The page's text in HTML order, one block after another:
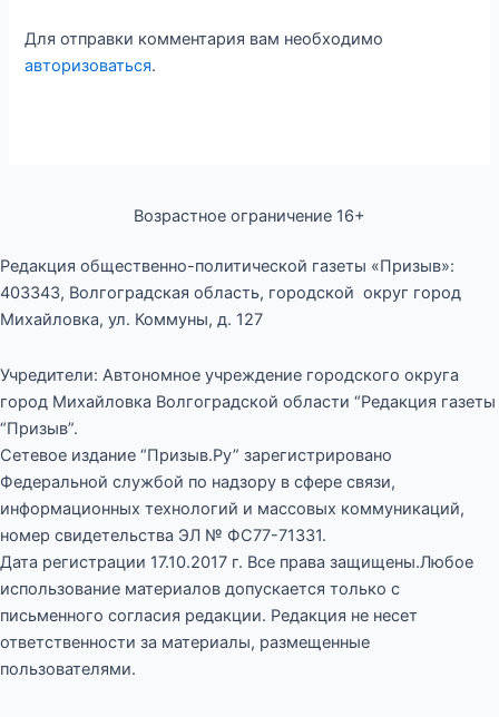
Для отправки комментария вам необходимо
авторизоваться.
Возрастное ограничение 16+
Редакция общественно-политической газеты «Призыв»:
403343, Волгоградская область, городской округ город
Михайловка, ул. Коммуны, д. 127
Учредители: Автономное учреждение городского округа
город Михайловка Волгоградской области “Редакция газеты
“Призыв”.
Сетевое издание “Призыв.Ру” зарегистрировано
Федеральной службой по надзору в сфере связи,
информационных технологий и массовых коммуникаций,
номер свидетельства ЭЛ № ФС77-71331.
Дата регистрации 17.10.2017 г. Все права защищены.Любое
использование материалов допускается только с
письменного согласия редакции. Редакция не несет
ответственности за материалы, размещенные
пользователями.